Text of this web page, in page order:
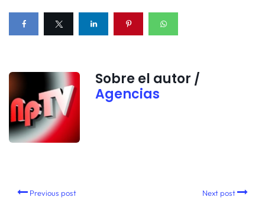
Sobre el autor /
Agencias
Previous post Next post